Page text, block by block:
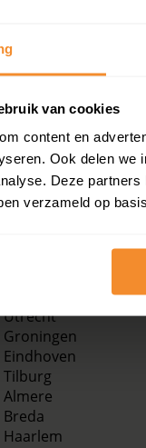
van cookies
content en
Ook delen
Deze
verzameld op
Utrecht
Groningen
Eindhoven
Tilburg
Almere
Breda
Haarlem